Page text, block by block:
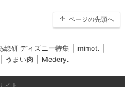
ページの先頭へ
総研 ディズニー特集 mimot.
うまい肉 Medery.